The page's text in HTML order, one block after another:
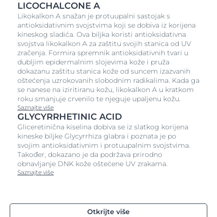
Kliničke i dermatološke studije
Kliničke i dermatološke studije dokazuju učinkovitost i
dobru podnošljivost na osjetljivoj masnoj koži i koži
sklonoj aknama.
Glavna otkrića
Preparat u primjeni (PiU) uključivao je 80 žena s
mješovitom, masnom kožom i kožom sklonom
aknama. Nakon dvotjednog redovitog korištenja
preparata su izvijestile:
Nakon 4 tjedna
Izuzetno lagana tekstura
99%
Dugoročni osjećaj kože suhe na dodir
98%
LICOCHALCONE A
Likokalkon A snažan je protuupalni sastojak s
antioksidativnim svojstvima koji se dobiva iz korijena
kineskog sladića. Ova biljka koristi antioksidativna
svojstva likokalkon A za zaštitu svojih stanica od UV
zračenja. Formira spremnik antioksidativnih tvari u
dubljim epidermalnim slojevima kože i pruža
dokazanu zaštitu stanica kože od suncem izazvanih
oštećenja uzrokovanih slobodnim radikalima. Kada ga
se nanese na iziritiranu kožu, likokalkon A u kratkom
roku smanjuje crvenilo te njeguje upaljenu kožu.
Saznajte više
GLYCYRRHETINIC ACID
Gliceretinična kiselina dobiva se iz slatkog korijena
kineske biljke Glycyrrhiza glabra i poznata je po
svojim antioksidativnim i protuupalnim svojstvima.
Također, dokazano je da podržava prirodno
obnavljanje DNK kože oštećene UV zrakama.
Saznajte više
Otkrijte više